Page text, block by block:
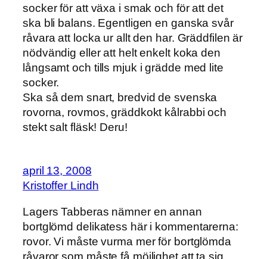
socker för att växa i smak och för att det
ska bli balans. Egentligen en ganska svår
råvara att locka ur allt den har. Gräddfilen är
nödvändig eller att helt enkelt koka den
långsamt och tills mjuk i grädde med lite
socker.
Ska så dem snart, bredvid de svenska
rovorna, rovmos, gräddkokt kålrabbi och
stekt salt fläsk! Deru!
april 13, 2008
Kristoffer Lindh
Lagers Tabberas nämner en annan
bortglömd delikatess här i kommentarerna:
rovor. Vi måste vurma mer för bortglömda
råvaror som måste få möjlighet att ta sig